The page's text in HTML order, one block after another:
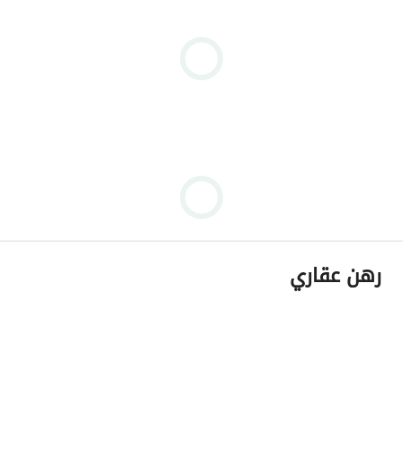
رهن عقاري